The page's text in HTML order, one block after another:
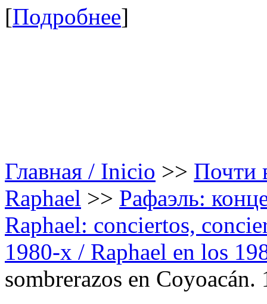
[Подробнее]
Главная / Inicio >> Почти
Raphael >> Рафаэль:
Raphael: conciertos,
1980-х / Raphael en los
sombrerazos en Coyoacán.